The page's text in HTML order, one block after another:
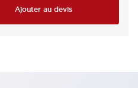
Ajouter au devis